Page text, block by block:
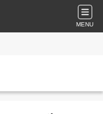
MENU